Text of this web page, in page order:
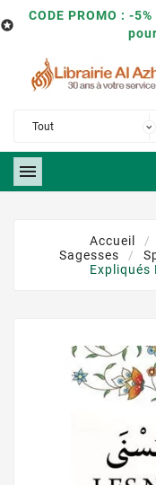

CODE PROMO : -5%

Accueil
Sagesses
Expliqués